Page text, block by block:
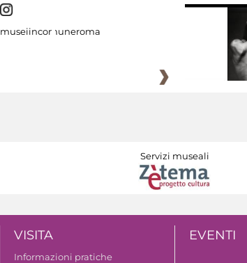
museiincomuneroma
Servizi museali
VISITA
Informazioni pratiche
EVENTI